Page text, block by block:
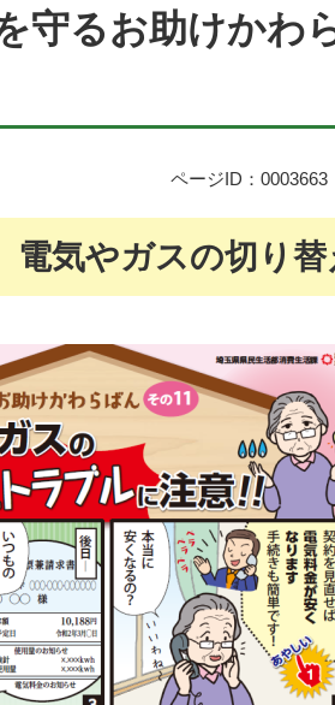
守るお助けかわ
ページID：0003663
気やガスの切り替